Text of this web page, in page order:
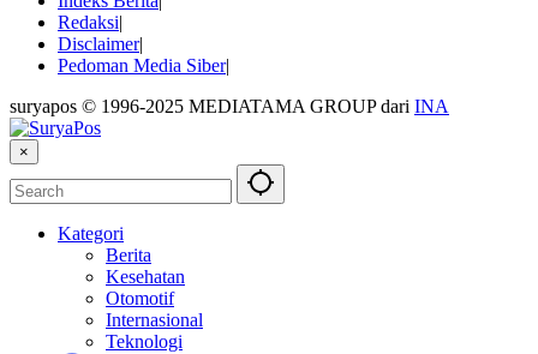
Redaksi
Disclaimer
Pedoman Media Siber
suryapos © 1996-2025 MEDIATAMA GROUP dari INA
×
Kategori
Berita
Kesehatan
Otomotif
Internasional
Teknologi